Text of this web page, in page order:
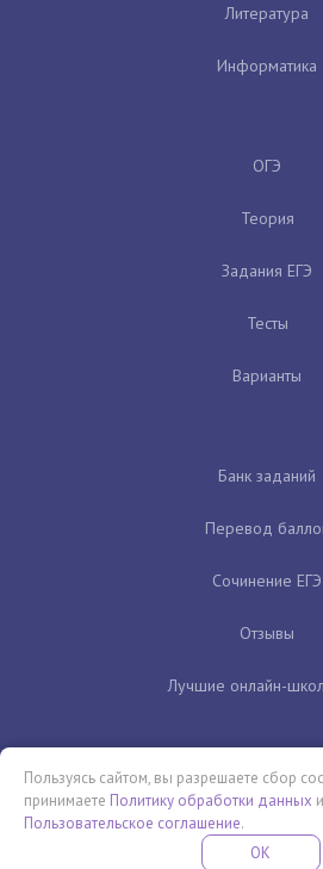
Литература
Информатика
ОГЭ
Теория
Задания ЕГЭ
Тесты
Варианты
Банк заданий
Перевод
Сочинение ЕГЭ
Отзывы
Лучшие онлайн-
Бесплатная летняя школа
Пользуясь сайтом, вы разрешаете сбор
принимаете Политику обработки данных и
Пользовательское соглашение.
OK